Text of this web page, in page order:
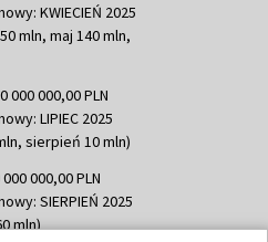
KWIECIEŃ 2025
mln, maj 140 mln,
000 000,00 PLN
LIPIEC 2025
sierpień 10 mln)
000,00 PLN
SIERPIEŃ 2025
mln)